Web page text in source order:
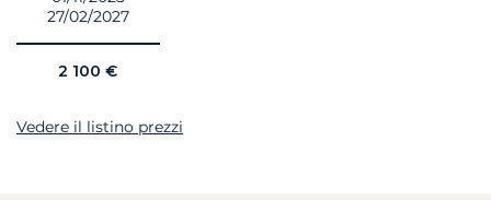
27/02/2027
2 100 €
Vedere il listino prezzi